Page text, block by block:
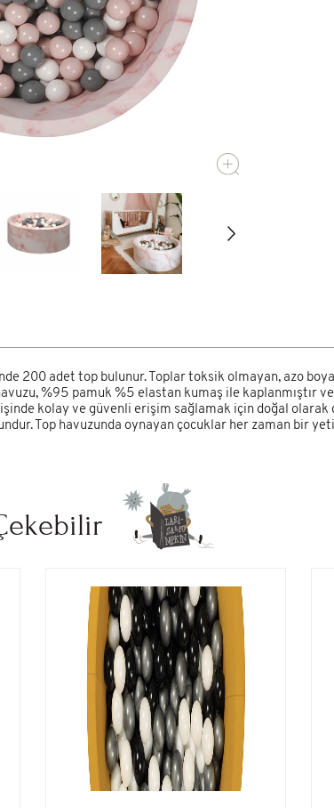
200 adet top bulunur. Toplar toksik olmayan, azo
%95 pamuk %5 elastan kumaş ile kaplanmıştır ve
kolay ve güvenli erişim sağlamak için doğal
Top havuzunda oynayan çocuklar her zaman bir